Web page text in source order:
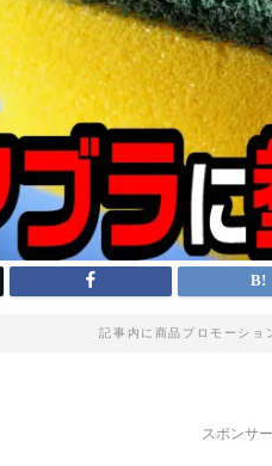
記事内に商品プロモーショ
スポンサ